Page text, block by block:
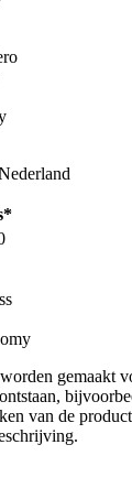
gemaakt
van de